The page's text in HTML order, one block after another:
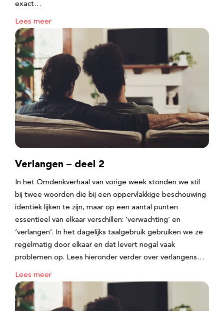
exact…
Lees meer
Verlangen – deel 2
In het Omdenkverhaal van vorige week stonden we stil
bij twee woorden die bij een oppervlakkige beschouwing
identiek lijken te zijn, maar op een aantal punten
essentieel van elkaar verschillen: ‘verwachting’ en
‘verlangen’. In het dagelijks taalgebruik gebruiken we ze
regelmatig door elkaar en dat levert nogal vaak
problemen op. Lees hieronder verder over verlangens…
Lees meer